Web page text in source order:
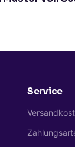
Service